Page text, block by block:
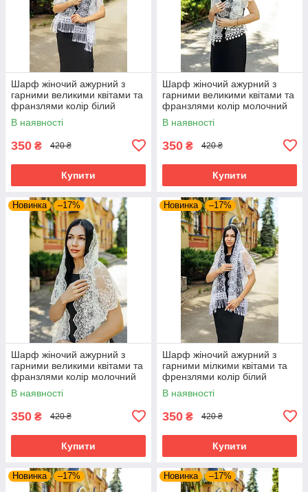
Шарф жіночий ажурний з
гарними великими квітами та
франзлями колір білий
В наявності
350 ₴ 420 ₴
Купити
Шарф жіночий ажурний з
гарними великими квітами та
франзлями колір молочний
В наявності
350 ₴ 420 ₴
Купити
Новинка –17%
Шарф жіночий ажурний з
гарними великими квітами та
франзлями колір молочний
В наявності
350 ₴ 420 ₴
Купити
Новинка –17%
Шарф жіночий ажурний з
гарними мілкими квітами та
френзлями колір білий
В наявності
350 ₴ 420 ₴
Купити
Новинка –17% Новинка –17%